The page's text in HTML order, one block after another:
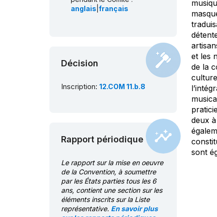
anglais français
Décision
Inscription: 12.COM 11.b.8
Rapport périodique
Le rapport sur la mise en oeuvre
de la Convention, à soumettre
par les États parties tous les 6
ans, contient une section sur les
éléments inscrits sur la Liste
représentative. En savoir plus
et les
de la
deux
sont